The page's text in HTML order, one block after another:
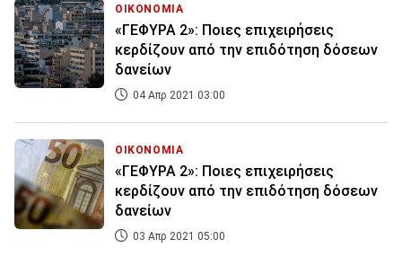
ΟΙΚΟΝΟΜΙΑ
«ΓΕΦΥΡΑ 2»: Ποιες επιχειρήσεις
κερδίζουν από την επιδότηση δόσεων
δανείων
04 Απρ 2021 03:00
ΟΙΚΟΝΟΜΙΑ
«ΓΕΦΥΡΑ 2»: Ποιες επιχειρήσεις
κερδίζουν από την επιδότηση δόσεων
δανείων
03 Απρ 2021 05:00